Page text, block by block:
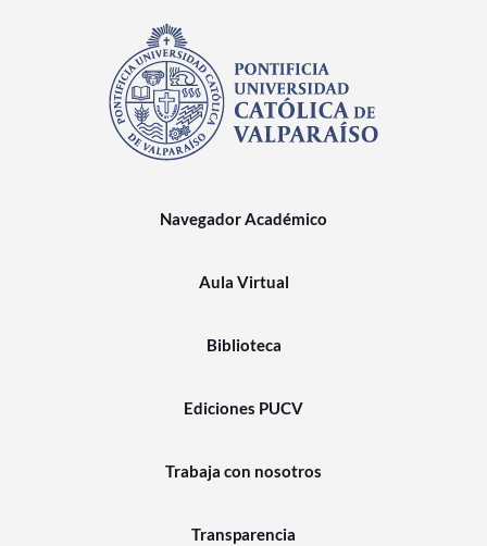
Navegador Académico
Aula Virtual
Biblioteca
Ediciones PUCV
Trabaja con nosotros
Transparencia